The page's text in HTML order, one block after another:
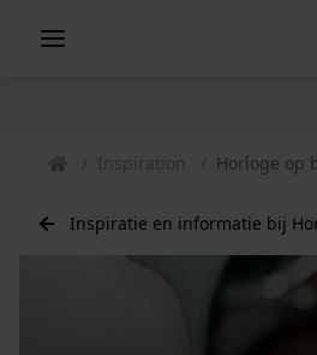
Inspiration Horloge op
Inspiratie en informatie bij